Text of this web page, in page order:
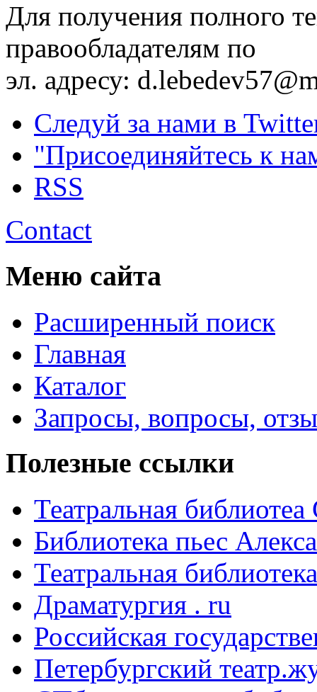
Для получения полного
правообладателям по
эл. адресу:
Следуй за нами в
"Присоединяйтесь к
RSS
Contact
Меню сайта
Расширенный поиск
Главная
Каталог
Запросы, вопросы,
Полезные ссылки
Театральная
Библиотека пьес
Театральная
Драматургия . ru
Российская
Петербургский